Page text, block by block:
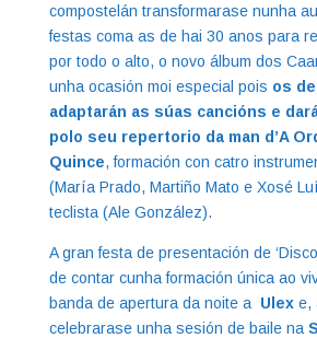
compostelán transformarase nunha
festas coma as de hai 30 anos para
por todo o alto, o novo álbum dos
unha ocasión moi especial pois os
adaptarán as súas cancións e
polo seu repertorio da man d’A
Quince, formación con catro
(María Prado, Martiño Mato e Xosé
teclista (Ale González).
A gran festa de presentación de
de contar cunha formación única ao
banda de apertura da noite a Ulex e,
celebrarase unha sesión de baile na